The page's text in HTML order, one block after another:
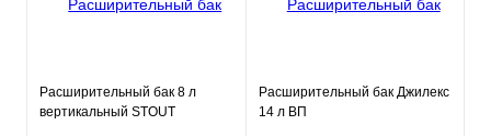
Расширительный бак 8 л
вертикальный STOUT
Расширительный бак Джилекс
14 л ВП